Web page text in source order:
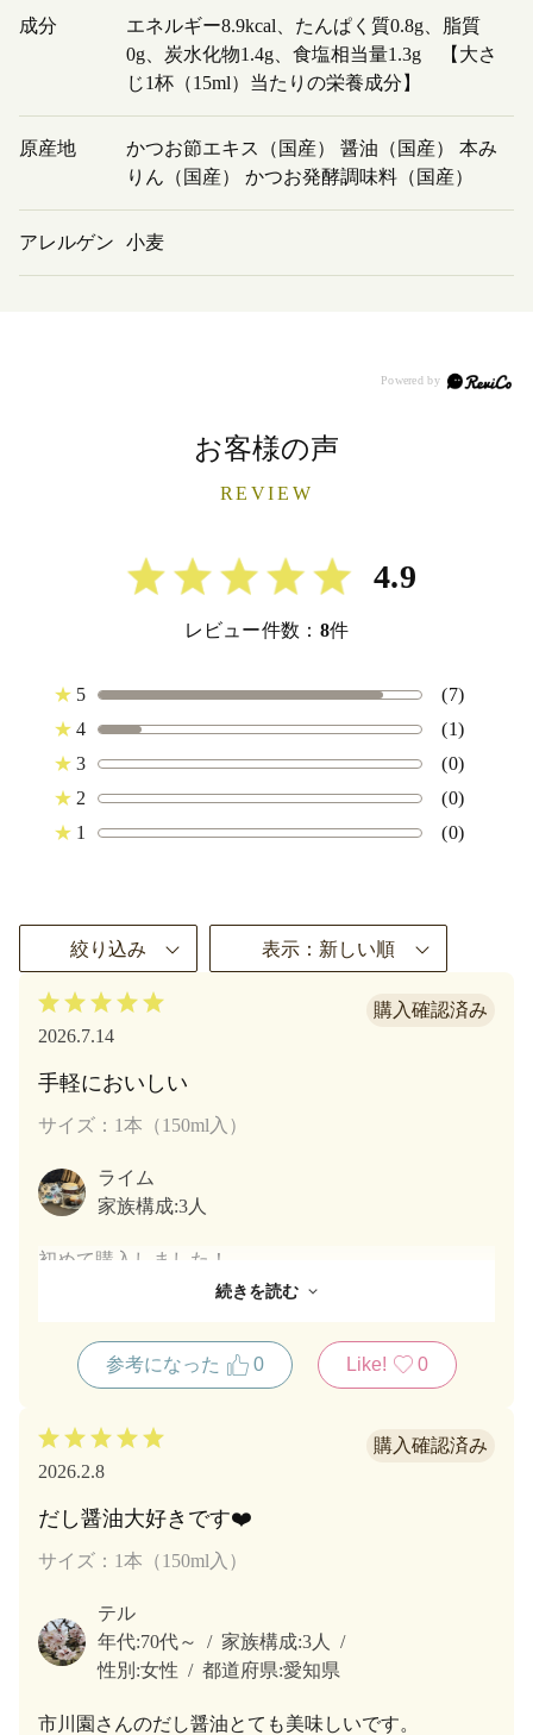
成分
エネルギー8.9kcal、たんぱく質0.8g、脂質
0g、炭水化物1.4g、食塩相当量1.3g 【大さ
じ1杯（15ml）当たりの栄養成分】
原産地
かつお節エキス（国産） 醤油（国産） 本み
りん（国産） かつお発酵調味料（国産）
アレルゲン 小麦
お客様の声
REVIEW
4.9
レビュー件数： 8件
★ 5
(7)
★ 4
(1)
★ 3
(0)
★ 2
(0)
★ 1 (0)
絞り込み 表示：新しい順
2026.7.14
手軽においしい
サイズ：1本（150ml入）
ライム
家族構成:3人
初めて購入しました！
息子が最近万願寺とうがらしの焼いたのにはまってる
をかけて食べています！
最近のヒットはテレビで放送していたものを少し
のをほぐしてもほぐさなくてもいいので適当量をとろ
けるチーズ少しとチリペッパーを少しかけて春巻きの
変でだし醤油をかけて食べたらすごくおいしくて夏の
続きを読む
参考になった 0 Like! 0
2026.2.8
だし醤油大好きです❤️
サイズ：1本（150ml入）
テル
年代:70代～ 家族構成:3人
性別:女性 都道府県:愛知県
市川園さんのだし醤油とても美味しいです。